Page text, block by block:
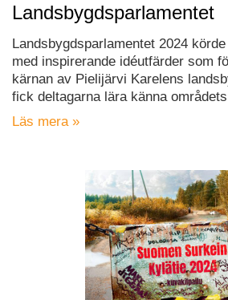
Landsbygdsparlamentet
Landsbygdsparlamentet 2024
med inspirerande idéutfärder som
kärnan av Pielijärvi Karelens
fick deltagarna lära känna
Läs mera »